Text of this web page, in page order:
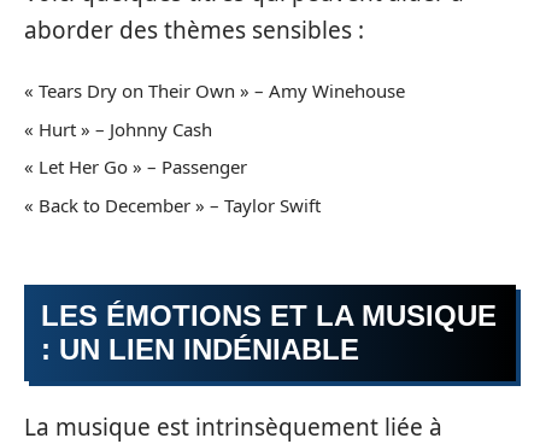
aborder des thèmes sensibles :
« Tears Dry on Their Own » – Amy Winehouse
« Hurt » – Johnny Cash
« Let Her Go » – Passenger
« Back to December » – Taylor Swift
LES ÉMOTIONS ET LA MUSIQUE
: UN LIEN INDÉNIABLE
La musique est intrinsèquement liée à